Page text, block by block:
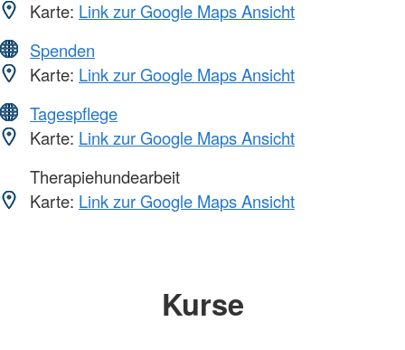
Karte: Link zur Google Maps Ansicht
Spenden
Karte: Link zur Google Maps Ansicht
Tagespflege
Karte: Link zur Google Maps Ansicht
Therapiehundearbeit
Karte: Link zur Google Maps Ansicht
Kurse